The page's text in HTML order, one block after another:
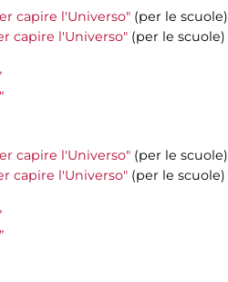
capire l'Universo" (per le scuole)
capire l'Universo" (per le scuole)
capire l'Universo" (per le scuole)
capire l'Universo" (per le scuole)